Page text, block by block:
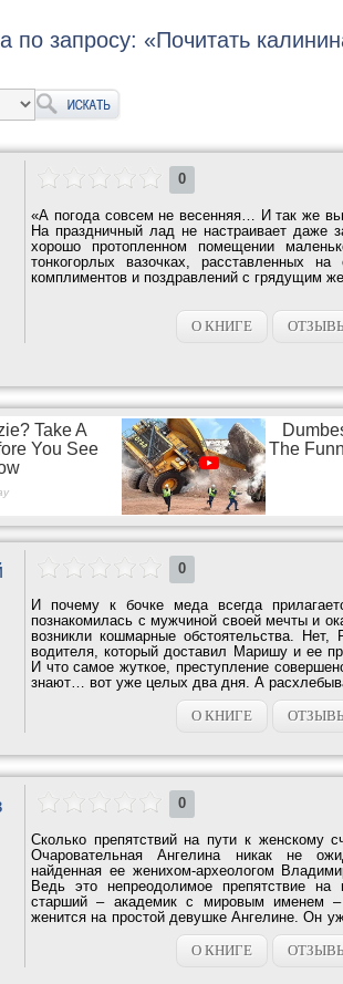
по запросу: «Почитать
0
«А погода совсем не весенняя… И так же
На праздничный лад не настраивает даже
хорошо протопленном помещении
тонкогорлых вазочках, расставленных
комплиментов и поздравлений с грядущим
О КНИГЕ
0
И почему к бочке меда всегда
познакомилась с мужчиной своей мечты и
возникли кошмарные обстоятельства.
водителя, который доставил Маришу и ее
И что самое жуткое, преступление
знают… вот уже целых два дня. А
О КНИГЕ
0
Сколько препятствий на пути к женскому
Очаровательная Ангелина никак не
найденная ее женихом-археологом
Ведь это непреодолимое препятствие
старший – академик с мировым именем
женится на простой девушке Ангелине. Он
О КНИГЕ